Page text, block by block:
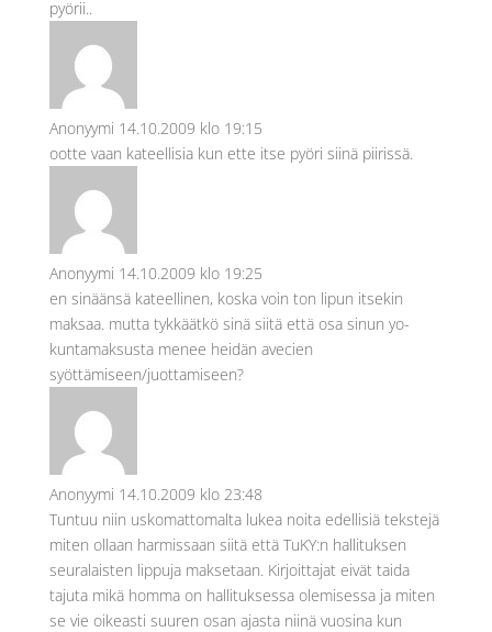
pyörii..
Anonyymi 14.10.2009 klo 19:15
ootte vaan kateellisia kun ette itse pyöri siinä piirissä.
Anonyymi 14.10.2009 klo 19:25
en sinäänsä kateellinen, koska voin ton lipun itsekin
maksaa. mutta tykkäätkö sinä siitä että osa sinun yo-
kuntamaksusta menee heidän avecien
syöttämiseen/juottamiseen?
Anonyymi 14.10.2009 klo 23:48
Tuntuu niin uskomattomalta lukea noita edellisiä tekstejä
miten ollaan harmissaan siitä että TuKY:n hallituksen
seuralaisten lippuja maksetaan. Kirjoittajat eivät taida
tajuta mikä homma on hallituksessa olemisessa ja miten
se vie oikeasti suuren osan ajasta niinä vuosina kun